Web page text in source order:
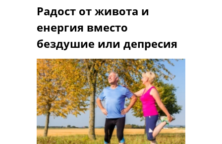
Радост от живота и
енергия вместо
бездушие или депресия